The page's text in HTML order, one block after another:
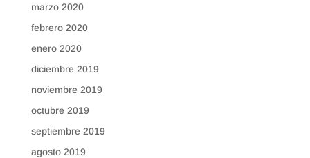
marzo 2020
febrero 2020
enero 2020
diciembre 2019
noviembre 2019
octubre 2019
septiembre 2019
agosto 2019